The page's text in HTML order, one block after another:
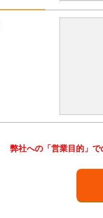
弊社への「営業目的」